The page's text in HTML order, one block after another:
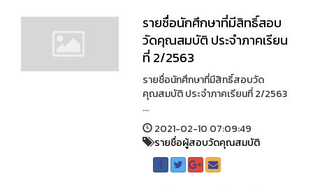
รายชื่อนักศึกษาที่มีสิทธิ์สอบ
วัดคุณสมบัติ ประจำภาคเรียน
ที่ 2/2563
รายชื่อนักศึกษาที่มีสิทธิ์สอบวัด
คุณสมบัติ ประจำภาคเรียนที่ 2/2563
...
2021-02-10 07:09:49
รายชื่อผู้สอบวัดคุณสมบัติ